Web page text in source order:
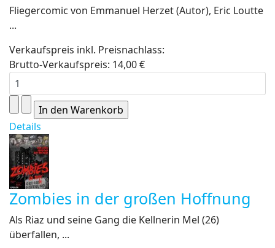
Fliegercomic von Emmanuel Herzet (Autor), Eric Loutte
...
Verkaufspreis inkl. Preisnachlass:
Brutto-Verkaufspreis: 14,00 €
Details
Zombies in der großen Hoffnung
Als Riaz und seine Gang die Kellnerin Mel (26)
überfallen, ...